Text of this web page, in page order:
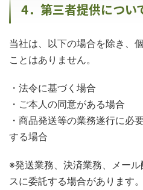
4．第三者提供につい
当社は、以下の場合を除き、
ことはありません。
・法令に基づく場合
・ご本人の同意がある場合
・商品発送等の業務遂行に必
する場合
※発送業務、決済業務、メー
スに委託する場合があります。